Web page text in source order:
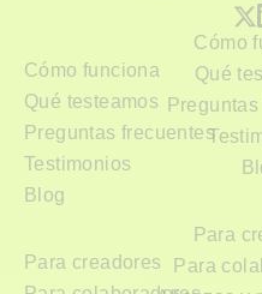
Cómo
Cómo funciona
Qué
Qué testeamos
Preguntas frecuentes
Testimonios
Blog
Para
Para creadores
Para